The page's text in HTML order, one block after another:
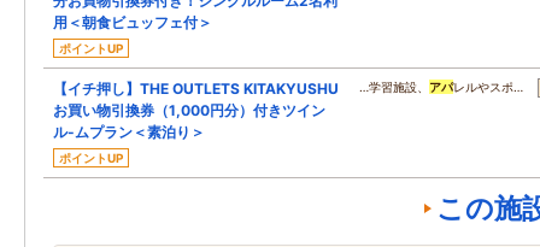
用＜朝食ビュッフェ付＞
ポイントUP
【イチ押し】THE OUTLETS KITAKYUSHU
お買い物引換券（1,000円分）付きツイン
ル-ムプラン＜素泊り＞
ポイントUP
…学習施設、 アパレルやスポ…
この施